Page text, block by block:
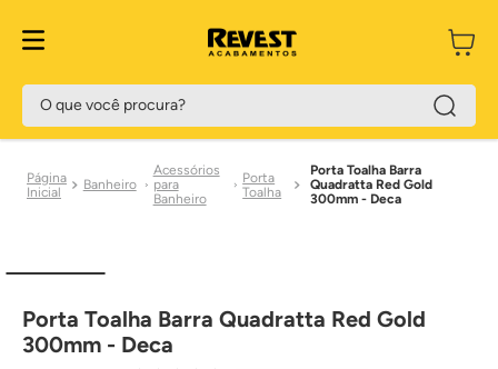
O que você procura?
Banheiro
Acessórios
para
Banheiro
Porta
Toalha
Porta Toalha Barra
Quadratta Red Gold
300mm - Deca
Porta Toalha Barra Quadratta Red Gold
300mm - Deca